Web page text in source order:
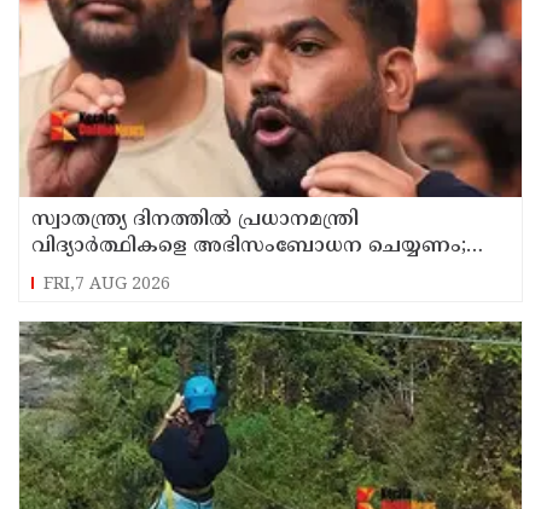
സ്വാതന്ത്ര്യ ദിനത്തില്‍ പ്രധാനമന്ത്രി
വിദ്യാര്‍ത്ഥികളെ അഭിസംബോധന ചെയ്യണം;
ആവശ്യവുമായി അഭിജീത് ദീപ്കെ
FRI,7 AUG 2026